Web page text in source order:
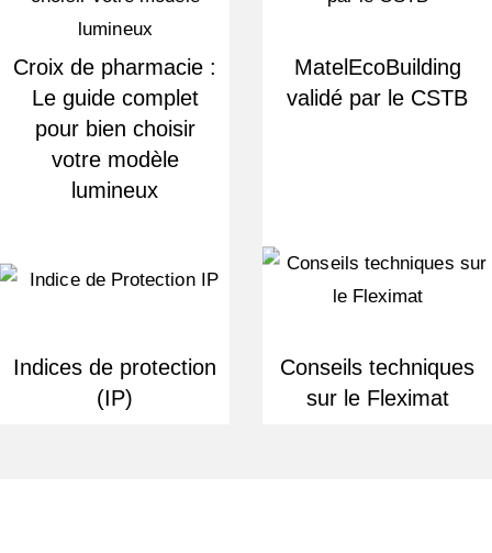
Croix de pharmacie :
Le guide complet
pour bien choisir
votre modèle
lumineux
MatelEcoBuilding
validé par le CSTB
Indices de protection
(IP)
Conseils techniques
sur le Fleximat